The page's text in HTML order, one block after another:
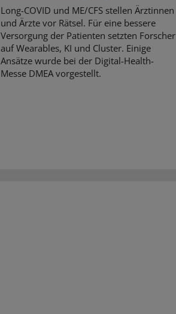
Long-COVID und ME/CFS stellen Ärztinnen
und Ärzte vor Rätsel. Für eine bessere
Versorgung der Patienten setzten Forscher
auf Wearables, KI und Cluster. Einige
Ansätze wurde bei der Digital-Health-
Messe DMEA vorgestellt.